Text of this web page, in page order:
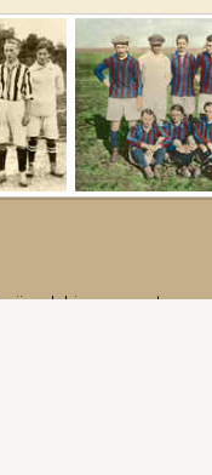
polskiego sportu, a w